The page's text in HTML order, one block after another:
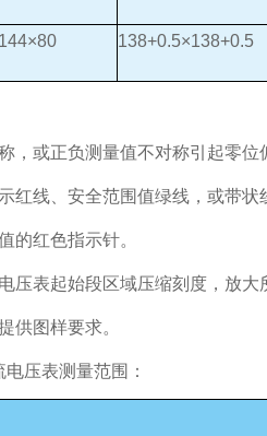
138+0.5×138+0.5
或正负测量值不对称引起零位
线、安全范围值绿线，或带状
的红色指示针。
表起始段区域压缩刻度，放大
供图样要求。
压表测量范围：